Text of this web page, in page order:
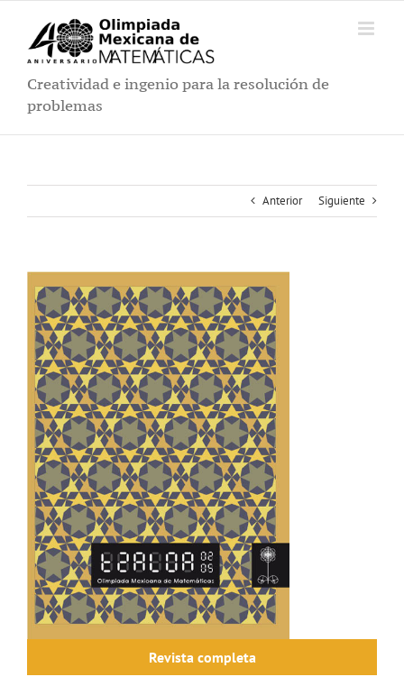
contenido
Creatividad e ingenio para la resolución de
problemas
Anterior Siguiente
Revista completa